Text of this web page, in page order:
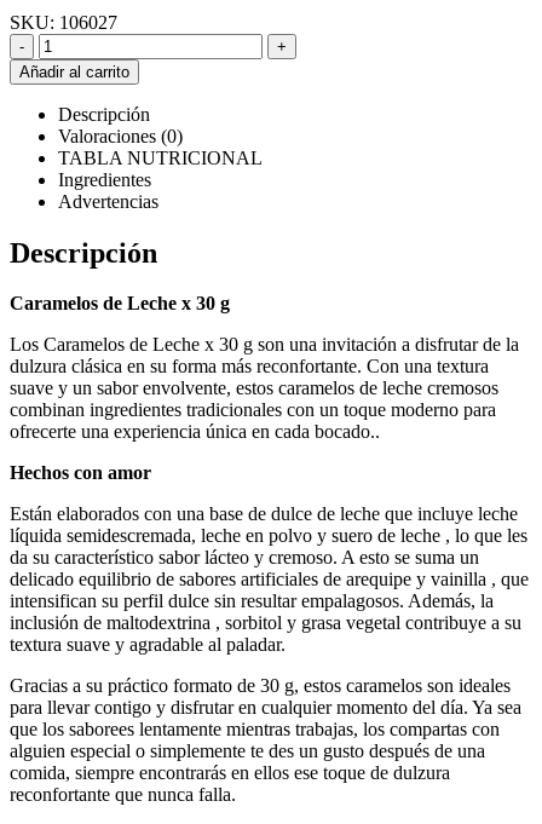
SKU: 106027
-
+
Añadir al carrito
Descripción
Valoraciones (0)
TABLA NUTRICIONAL
Ingredientes
Advertencias
Descripción
Caramelos de Leche x 30 g
Los Caramelos de Leche x 30 g son una invitación a disfrutar de la
dulzura clásica en su forma más reconfortante. Con una textura
suave y un sabor envolvente, estos caramelos de leche cremosos
combinan ingredientes tradicionales con un toque moderno para
ofrecerte una experiencia única en cada bocado..
Hechos con amor
Están elaborados con una base de dulce de leche que incluye leche
líquida semidescremada, leche en polvo y suero de leche , lo que les
da su característico sabor lácteo y cremoso. A esto se suma un
delicado equilibrio de sabores artificiales de arequipe y vainilla , que
intensifican su perfil dulce sin resultar empalagosos. Además, la
inclusión de maltodextrina , sorbitol y grasa vegetal contribuye a su
textura suave y agradable al paladar.
Gracias a su práctico formato de 30 g, estos caramelos son ideales
para llevar contigo y disfrutar en cualquier momento del día. Ya sea
que los saborees lentamente mientras trabajas, los compartas con
alguien especial o simplemente te des un gusto después de una
comida, siempre encontrarás en ellos ese toque de dulzura
reconfortante que nunca falla.